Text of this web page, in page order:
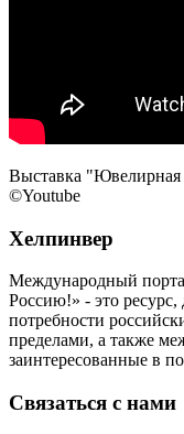
Выставка "Ювелирная
©Youtube
Хелпинвер
Международный
Россию!» - это
потребности
пределами, а также
заинтересованные в
Связаться с нами